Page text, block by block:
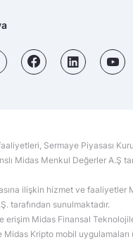
Sermaye Piyasası
Midas Menkul Değerler A.Ş
ilişkin hizmet ve faaliyetler
tarafından sunulmaktadır.
erişim Midas Finansal
Midas Kripto mobil uygulamaları